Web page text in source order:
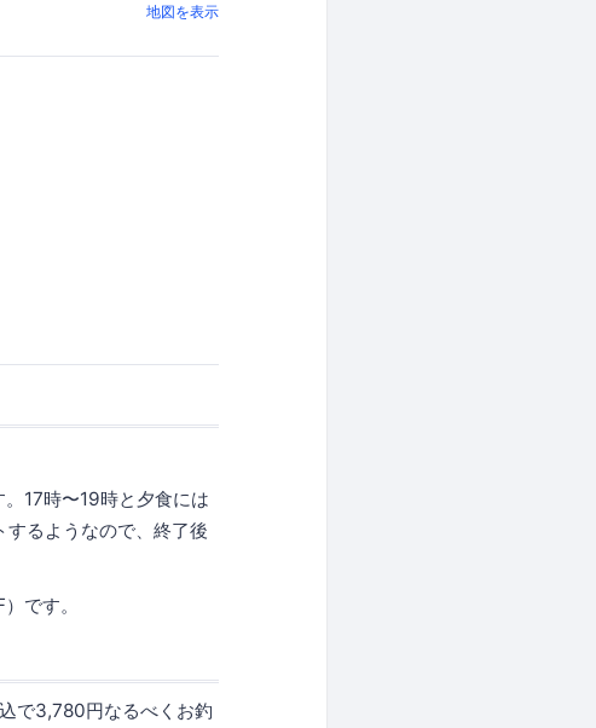
地図を表示
17時〜19時と夕食には
するようなので、終了後
です。
で3,780円なるべくお釣